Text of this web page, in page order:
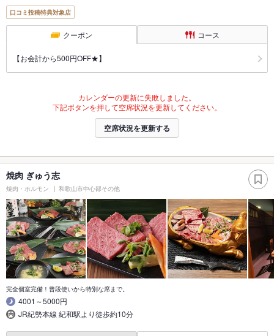
口コミ投稿特典対象店
クーポン コース
【お会計から500円OFF★】
カレンダーの更新に失敗しました。
下記ボタンを押して空席状況を更新してください。
空席状況を更新する
焼肉 ぎゅう志
焼肉・ホルモン 和歌山市中心部その他
完全個室完備！普段使いから特別な席まで。
4001～5000円
JR紀勢本線 紀和駅より徒歩約10分